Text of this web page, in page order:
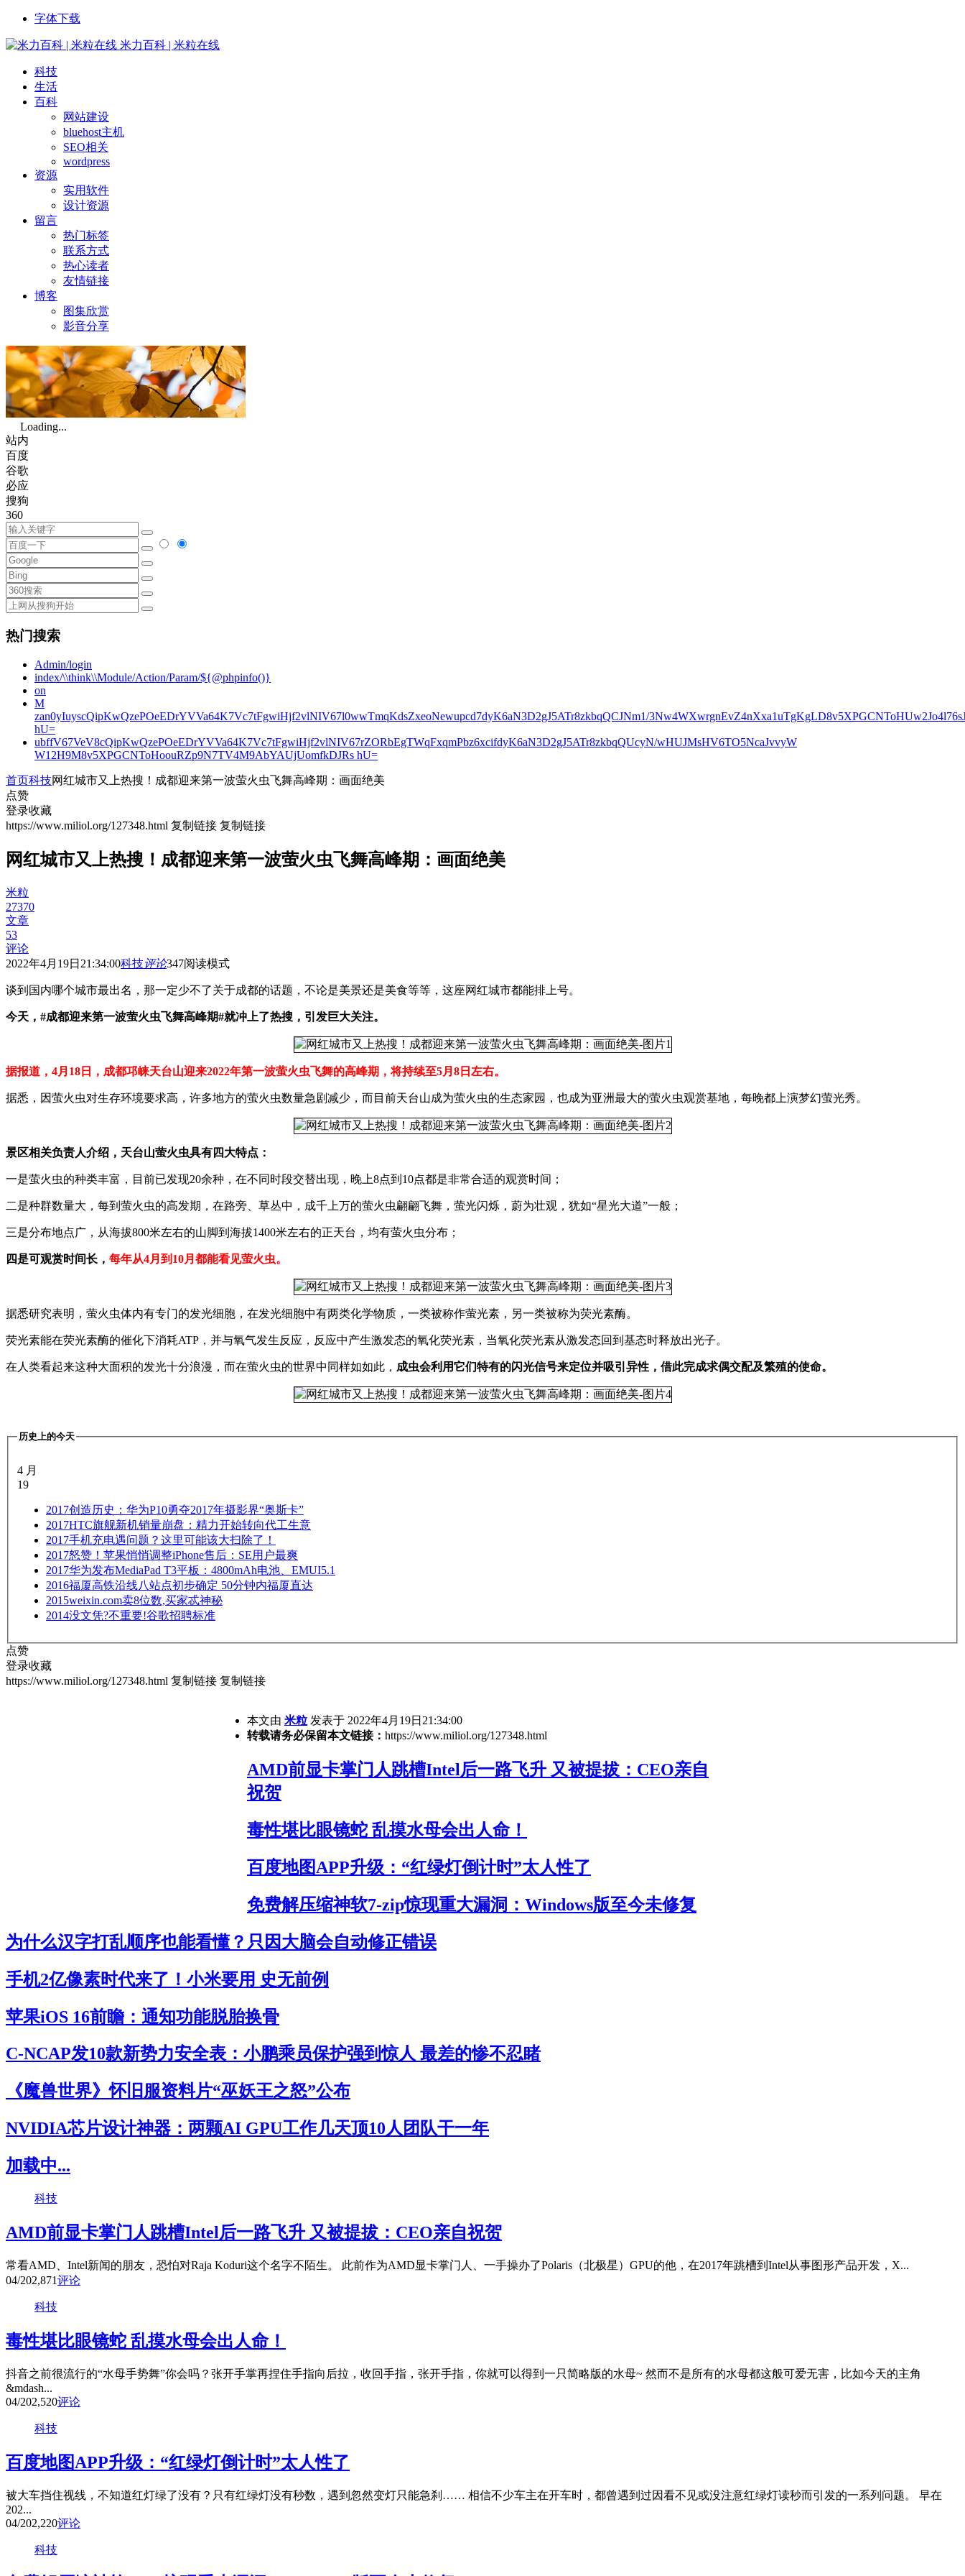
字体下载
米力百科 | 米粒在线
科技
生活
百科
网站建设
bluehost主机
SEO相关
wordpress
资源
实用软件
设计资源
留言
热门标签
联系方式
热心读者
友情链接
博客
图集欣赏
影音分享
Loading...
站内
百度
谷歌
必应
搜狗
360
热门搜索
Admin/login
index/\\think\\Module/Action/Param/${@phpinfo()}
on
M
zan0yIuyscQipKwQzePOeEDrYVVa64K7Vc7tFgwiHjf2vlNIV67l0wwTmqKdsZxeoNewupcd7dyK6aN3D2gJ5ATr8zkbqQCJNm1/
hU=
ubffV67VeV8cQipKwQzePOeEDrYVVa64K7Vc7tFgwiHjf2vlNIV67rZORbEgTWqFxqmPbz6xcifdyK6aN3D2gJ5ATr8zkbqQUcyN/wHUJMsHV6TO5NcaJvvyW
W12H9M8v5XPGCNToHoouRZp9N7TV4M9AbYAUjUomfkDJRs hU=
首页科技网红城市又上热搜！成都迎来第一波萤火虫飞舞高峰期：画面绝美
点赞
登录收藏
https://www.miliol.org/127348.html 复制链接 复制链接
网红城市又上热搜！成都迎来第一波萤火虫飞舞高峰期：画面绝美
米粒
27370
文章
53
评论
2022年4月19日21:34:00科技评论347阅读模式
谈到国内哪个城市最出名，那一定少不了关于成都的话题，不论是美景还是美食等等，这座网红城市都能排上号。
今天，#成都迎来第一波萤火虫飞舞高峰期#就冲上了热搜，引发巨大关注。
据报道，4月18日，成都邛崃天台山迎来2022年第一波萤火虫飞舞的高峰期，将持续至5月8日左右。
据悉，因萤火虫对生存环境要求高，许多地方的萤火虫数量急剧减少，而目前天台山成为萤火虫的生态家园，也成为亚洲最大的萤火虫观赏基地，每晚都上演梦幻萤光秀。
景区相关负责人介绍，天台山萤火虫具有四大特点：
一是萤火虫的种类丰富，目前已发现20余种，在不同时段交替出现，晚上8点到10点都是非常合适的观赏时间；
二是种群数量大，每到萤火虫的高发期，在路旁、草丛中，成千上万的萤火虫翩翩飞舞，萤光闪烁，蔚为壮观，犹如“星光大道”一般；
三是分布地点广，从海拔800米左右的山脚到海拔1400米左右的正天台，均有萤火虫分布；
四是可观赏时间长， 每年从4月到10月都能看见萤火虫。
据悉研究表明，萤火虫体内有专门的发光细胞，在发光细胞中有两类化学物质，一类被称作萤光素，另一类被称为荧光素酶。
荧光素能在荧光素酶的催化下消耗ATP，并与氧气发生反应，反应中产生激发态的氧化荧光素，当氧化荧光素从激发态回到基态时释放出光子。
在人类看起来这种大面积的发光十分浪漫，而在萤火虫的世界中同样如如此， 成虫会利用它们特有的闪光信号来定位并吸引异性，借此完成求偶交配及繁殖的使命。
历史上的今天
4 月
19
2017创造历史：华为P10勇夺2017年摄影界“奥斯卡”
2017HTC旗舰新机销量崩盘：精力开始转向代工生意
2017手机充电遇问题？这里可能该大扫除了！
2017怒赞！苹果悄悄调整iPhone售后：SE用户最爽
2017华为发布MediaPad T3平板：4800mAh电池、EMUI5.1
2016福厦高铁沿线八站点初步确定 50分钟内福厦直达
2015weixin.com卖8位数,买家忒神秘
2014没文凭?不重要!谷歌招聘标准
点赞
登录收藏
https://www.miliol.org/127348.html 复制链接 复制链接
本文由 米粒 发表于 2022年4月19日21:34:00
转载请务必保留本文链接： https://www.miliol.org/127348.html
AMD前显卡掌门人跳槽Intel后一路飞升 又被提拔：CEO亲自
祝贺
毒性堪比眼镜蛇 乱摸水母会出人命！
百度地图APP升级：“红绿灯倒计时”太人性了
免费解压缩神软7-zip惊现重大漏洞：Windows版至今未修复
为什么汉字打乱顺序也能看懂？只因大脑会自动修正错误
手机2亿像素时代来了！小米要用 史无前例
苹果iOS 16前瞻：通知功能脱胎换骨
C-NCAP发10款新势力安全表：小鹏乘员保护强到惊人 最差的惨不忍睹
《魔兽世界》怀旧服资料片“巫妖王之怒”公布
NVIDIA芯片设计神器：两颗AI GPU工作几天顶10人团队干一年
加载中...
科技
AMD前显卡掌门人跳槽Intel后一路飞升 又被提拔：CEO亲自祝贺
常看AMD、Intel新闻的朋友，恐怕对Raja Koduri这个名字不陌生。 此前作为AMD显卡掌门人、一手操办了Polaris（北极星）GPU的他，在2017年跳槽到Intel从事图形产品开发，X...
04/202,871评论
科技
毒性堪比眼镜蛇 乱摸水母会出人命！
抖音之前很流行的“水母手势舞”你会吗？张开手掌再捏住手指向后拉，收回手指，张开手指，你就可以得到一只简略版的水母~ 然而不是所有的水母都这般可爱无害，比如今天的主角
&mdash...
04/202,520评论
科技
百度地图APP升级：“红绿灯倒计时”太人性了
被大车挡住视线，不知道红灯绿了没有？只有红绿灯没有秒数，遇到忽然变灯只能急刹…… 相信不少车主在开车时，都曾遇到过因看不见或没注意红绿灯读秒而引发的一系列问题。 早在
202...
04/202,220评论
科技